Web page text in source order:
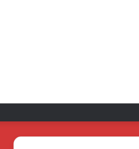
بعد زيارة وفد الجامعة المصرية الروسية